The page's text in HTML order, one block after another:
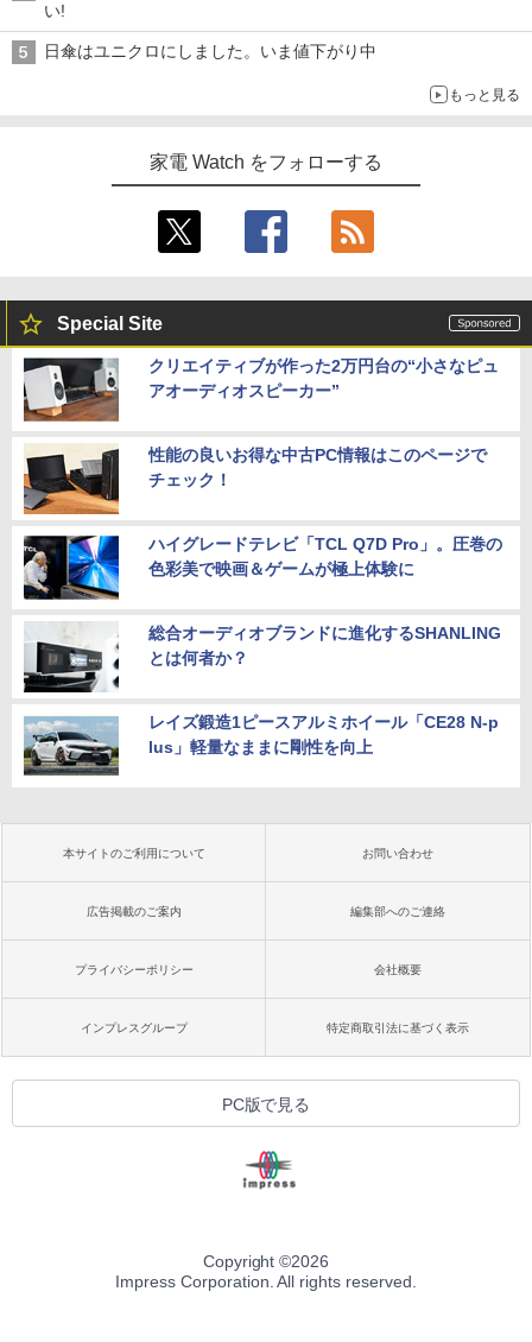
い!
日傘はユニクロにしました。いま値下がり中
もっと見る
家電 Watch をフォローする
Special Site
クリエイティブが作った2万円台の“小さなピュ
アオーディオスピーカー”
性能の良いお得な中古PC情報はこのページで
チェック！
ハイグレードテレビ「TCL Q7D Pro」。圧巻の
色彩美で映画＆ゲームが極上体験に
総合オーディオブランドに進化するSHANLING
とは何者か？
レイズ鍛造1ピースアルミホイール「CE28 N-p
lus」軽量なままに剛性を向上
本サイトのご利用について お問い合わせ
広告掲載のご案内 編集部へのご連絡
プライバシーポリシー 会社概要
インプレスグループ 特定商取引法に基づく表示
PC版で見る
Copyright ©2026
Impress Corporation. All rights reserved.